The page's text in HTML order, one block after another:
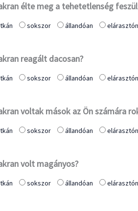
élte meg a tehetetlenség
sokszor állandóan elárasztón
reagált dacosan?
sokszor állandóan elárasztón
voltak mások az Ön számára
sokszor állandóan elárasztón
volt magányos?
sokszor állandóan elárasztón